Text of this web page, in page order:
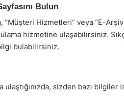
Bulun
Hizmetleri” veya “E-
hizmetine ulaşabilirsiniz.
bulabilirsiniz.
ulaştığınızda, sizden bazı